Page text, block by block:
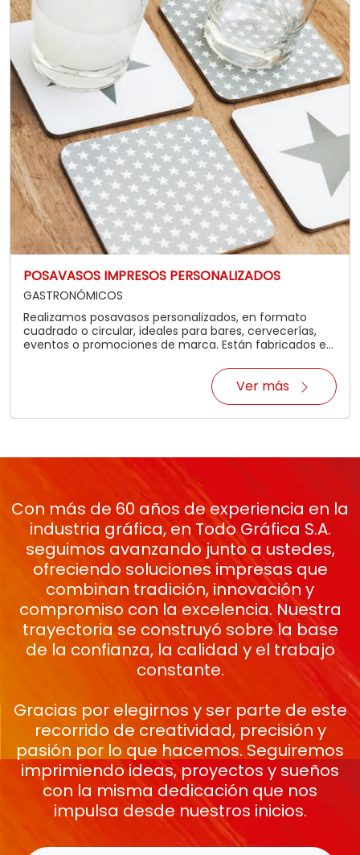
POSAVASOS IMPRESOS PERSONALIZADOS
GASTRONÓMICOS
Realizamos posavasos personalizados, en formato
cuadrado o circular, ideales para bares, cervecerías,
eventos o promociones de marca. Están fabricados en
firmeza y una excelente terminación. Son una
herramienta visual efectiva que combina
funcionalidad y presencia de marca en cada mesa.
a medida. Consultanos para conocer las opciones
disponibles, solicitar cotización y coordinar los tiempos
de producción y entrega.
Ver más
Con más de 60 años de experiencia en la
industria gráfica, en Todo Gráfica S.A.
seguimos avanzando junto a ustedes,
ofreciendo soluciones impresas que
combinan tradición, innovación y
compromiso con la excelencia. Nuestra
trayectoria se construyó sobre la base
de la confianza, la calidad y el trabajo
constante.
Gracias por elegirnos y ser parte de este
recorrido de creatividad, precisión y
pasión por lo que hacemos. Seguiremos
imprimiendo ideas, proyectos y sueños
con la misma dedicación que nos
impulsa desde nuestros inicios.